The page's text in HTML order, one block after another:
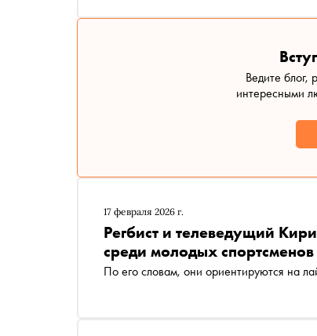
Ведите блог,
интересными
17 февраля 2026 г.
Регбист и телеведущий
среди молодых спортсменов
По его словам, они ориентируются на